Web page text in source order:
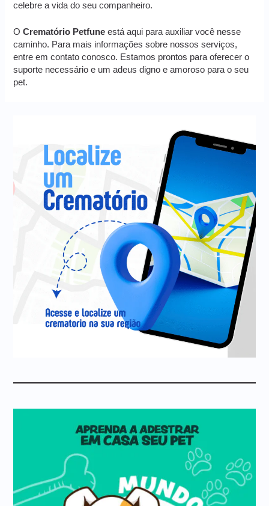
celebre a vida do seu companheiro.
OCrematório Petfune está aqui para auxiliar você nesse
caminho. Para mais informações sobre nossos serviços,
entre em contato conosco. Estamos prontos para oferecer o
suporte necessário e um adeus digno e amoroso para o seu
pet.